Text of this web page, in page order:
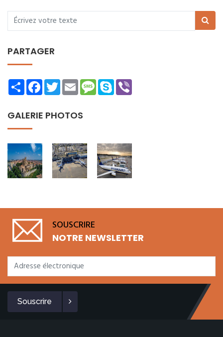
PARTAGER
ShareFacebookTwitterEmailMessage
Skype
GALERIE PHOTOS
SOUSCRIRE
NOTRE NEWSLETTER
Souscrire